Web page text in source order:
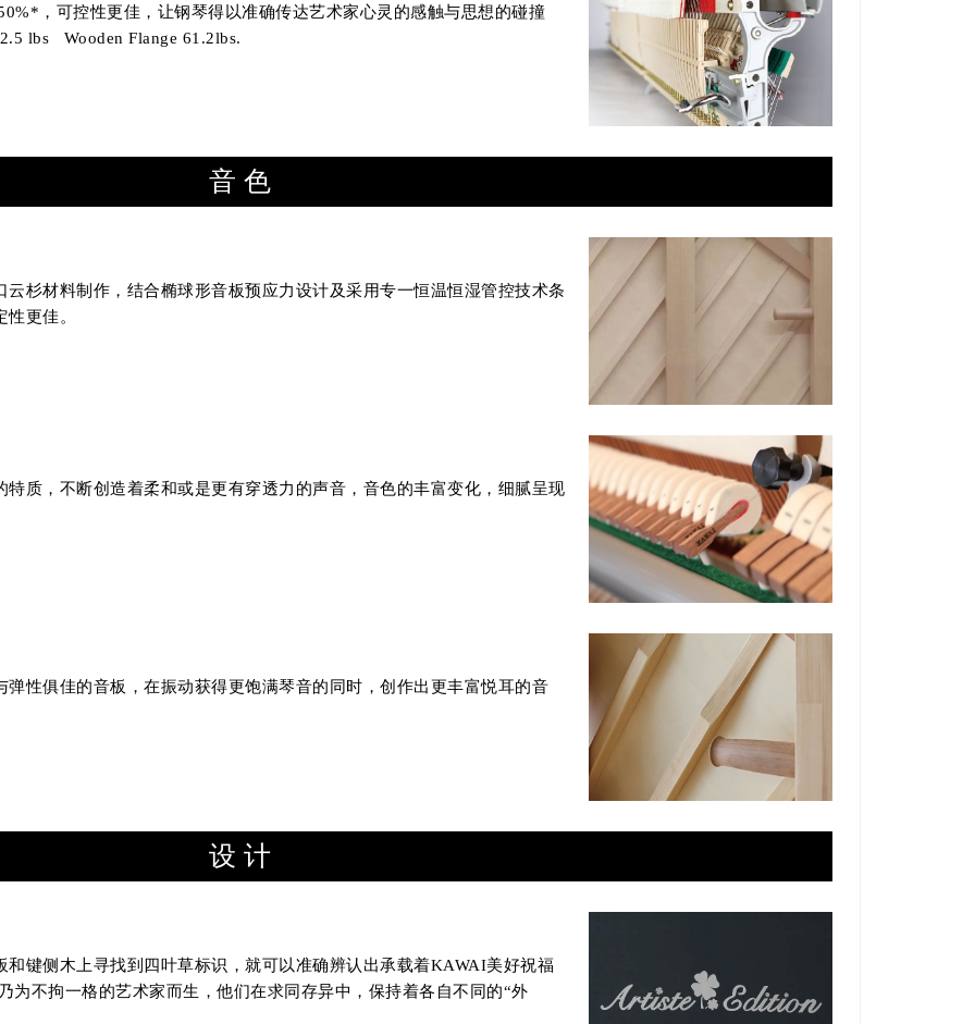
，可控性更佳，让钢琴得以准确传达艺术家心灵的感触与思想的碰撞
lbs Wooden Flange 61.2lbs.
音色
杉材料制作，结合椭球形音板预应力设计及采用专一恒温恒湿管控技术条
更佳。
质，不断创造着柔和或是更有穿透力的声音，音色的丰富变化， 细腻呈现
性俱佳的音板，在振动获得更饱满琴音的同时，创作出更丰富悦耳的音
设计
键侧木上寻找到四叶草标识，就可以准确辨认出承载着KAWAI美好祝福
为不拘一格的艺术家而生，他们在求同存异中，保持着各自不同的“外